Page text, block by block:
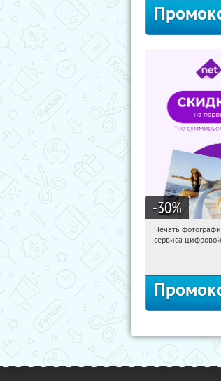
-30%
09:50:40
Печать
сервиса